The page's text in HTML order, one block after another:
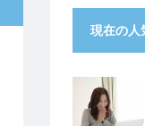
現在の人